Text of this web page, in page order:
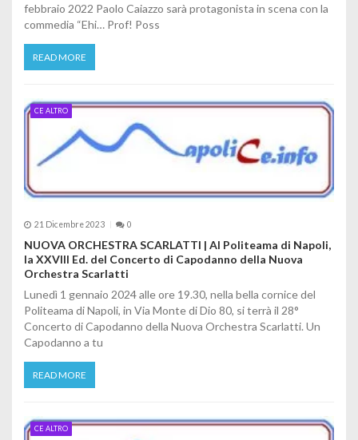
febbraio 2022 Paolo Caiazzo sarà protagonista in scena con la
commedia “Ehi… Prof! Poss
READ MORE
CE ALTRO
21 Dicembre 2023 0
NUOVA ORCHESTRA SCARLATTI | Al Politeama di Napoli,
la XXVIII Ed. del Concerto di Capodanno della Nuova
Orchestra Scarlatti
Lunedì 1 gennaio 2024 alle ore 19.30, nella bella cornice del
Politeama di Napoli, in Via Monte di Dio 80, si terrà il 28°
Concerto di Capodanno della Nuova Orchestra Scarlatti. Un
Capodanno a tu
READ MORE
CE ALTRO